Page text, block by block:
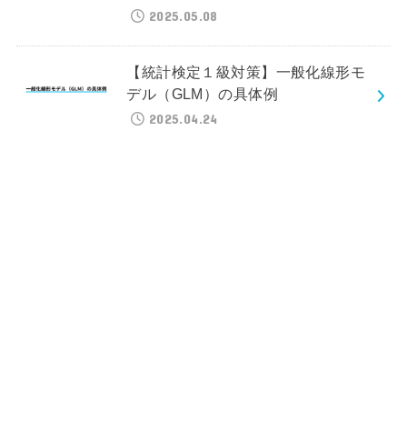
2025.05.08
【統計検定１級対策】一般化線形モ
デル（GLM）の具体例
2025.04.24